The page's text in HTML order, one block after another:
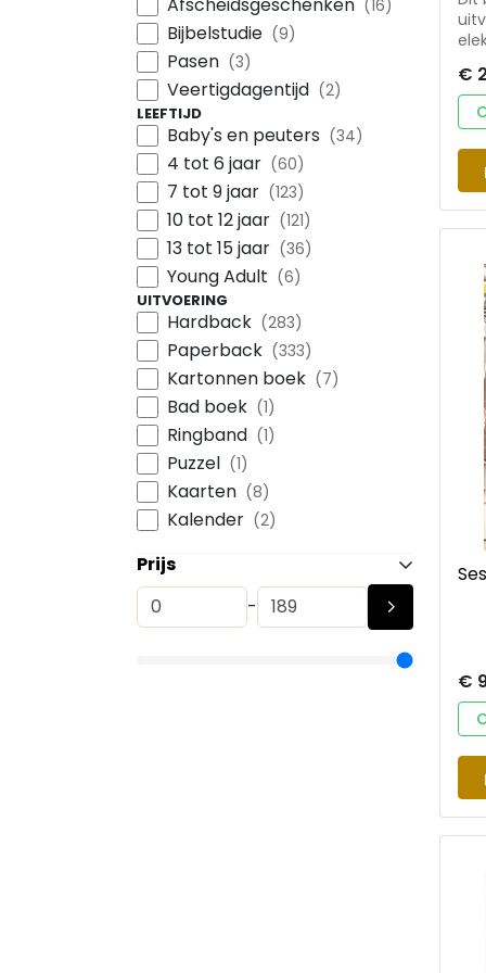
(16)
Bijbelstudie (9)
Pasen (3)
Veertigdagentijd (2)
LEEFTIJD
Baby's en peuters (34)
4 tot 6 jaar (60)
7 tot 9 jaar (123)
10 tot 12 jaar (121)
13 tot 15 jaar (36)
Young Adult (6)
UITVOERING
Hardback (283)
Paperback (333)
Kartonnen boek (7)
Bad boek (1)
Ringband (1)
Puzzel (1)
Kaarten (8)
Kalender (2)
Prijs
-
uitvinden.
€
€